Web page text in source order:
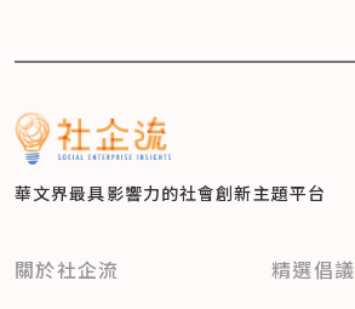
華文界最具影響力的社會創新主題平台
關於社企流 精選倡議